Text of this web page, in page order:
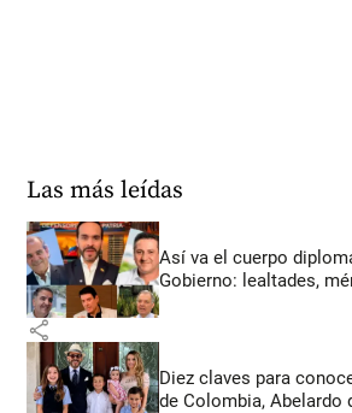
Las más leídas
Así va el cuerpo
Gobierno: lealtades,
share
Diez claves para
de Colombia, Abelardo